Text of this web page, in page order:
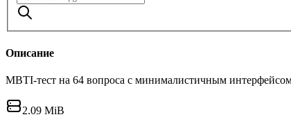
Описание
MBTI-тест на 64 вопроса с минималистичным
2.09 MiB